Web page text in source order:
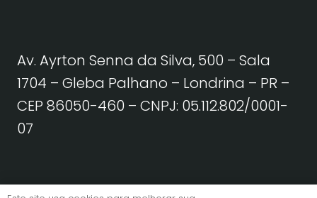
Av. Ayrton Senna da Silva, 500 – Sala
1704 – Gleba Palhano – Londrina – PR –
CEP 86050-460 – CNPJ: 05.112.802/0001-
07